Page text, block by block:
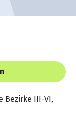
Bezirke III-VI,